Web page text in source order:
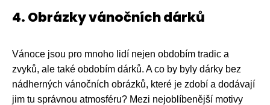
4. Obrázky vánočních dárků
Vánoce jsou pro mnoho lidí nejen obdobím tradic a
zvyků, ale také obdobím dárků. A co by byly dárky bez
nádherných vánočních obrázků, které je zdobí a dodávají
jim tu správnou atmosféru? Mezi nejoblíbenější motivy